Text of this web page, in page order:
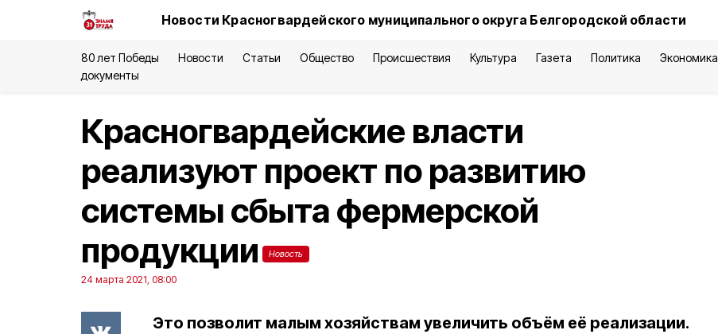
Новости Красногвардейского муниципального округа Белгородской области
80 лет Победы Новости Статьи Общество Происшествия Культура Газета Политика Экономика
документы
Красногвардейские власти
реализуют проект по развитию
системы сбыта фермерской
продукции
Новость
24 марта 2021, 08:00
Это позволит малым хозяйствам увеличить объём её реализации.